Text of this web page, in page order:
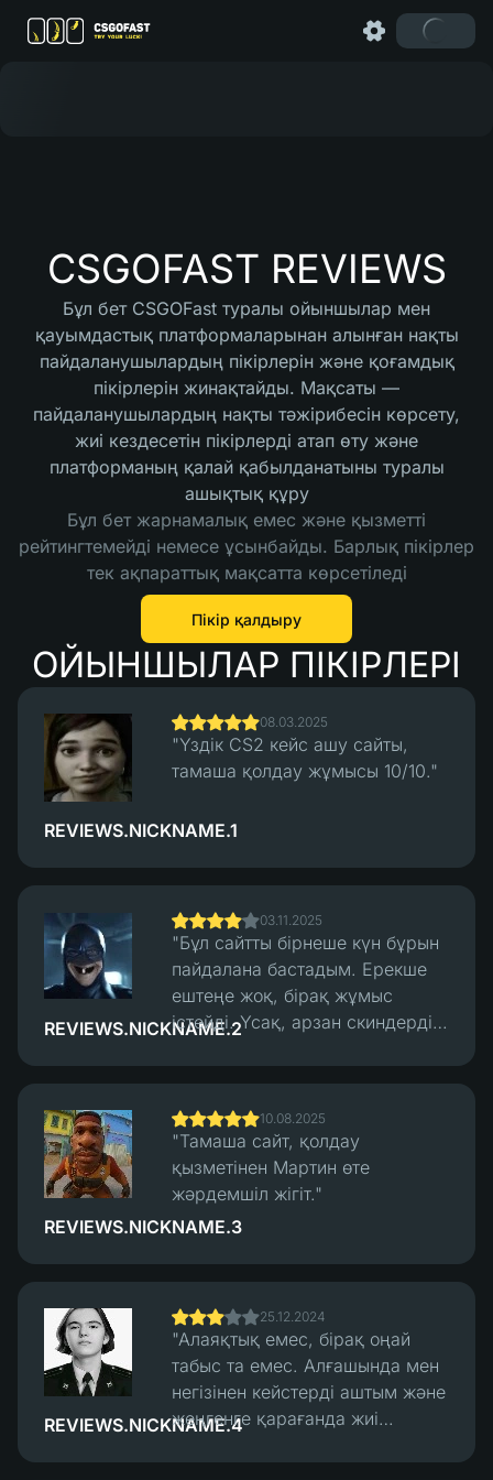
CSGOFAST REVIEWS
Бұл бет CSGOFast туралы ойыншылар мен
қауымдастық платформаларынан алынған нақты
пайдаланушылардың пікірлерін және қоғамдық
пікірлерін жинақтайды. Мақсаты —
пайдаланушылардың нақты тәжірибесін көрсету,
жиі кездесетін пікірлерді атап өту және
платформаның қалай қабылданатыны туралы
ашықтық құру
Бұл бет жарнамалық емес және қызметті
рейтингтемейді немесе ұсынбайды. Барлық пікірлер
тек ақпараттық мақсатта көрсетіледі
Пікір қалдыру
ОЙЫНШЫЛАР ПІКІРЛЕРІ
REVIEWS.NICKNAME.1
08.03.2025
"Үздік CS2 кейс ашу сайты,
тамаша қолдау жұмысы 10/10."
REVIEWS.NICKNAME.2
03.11.2025
"Бұл сайтты бірнеше күн бұрын
пайдалана бастадым. Ерекше
ештеңе жоқ, бірақ жұмыс
істейді. Үсақ, арзан скиндерді
төлем нұсқалары бар. Қолдау
жылдам жауап берді, алулар
жылдам болды."
REVIEWS.NICKNAME.3
10.08.2025
"Тамаша сайт, қолдау
қызметінен Мартин өте
жәрдемшіл жігіт."
REVIEWS.NICKNAME.4
25.12.2024
"Алаяқтық емес, бірақ оңай
табыс та емес. Алғашында мен
негізінен кейстерді аштым және
жеңгенге қарағанда жиі